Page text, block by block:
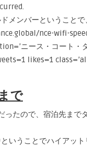
メンバーということ
nce-wifi-
ニース・コート・
likes=1
で
たので、宿泊先まで
いうことでハイアッ